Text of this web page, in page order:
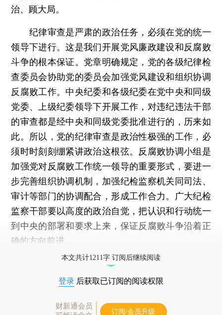
治、顾大局。
纪律审查是严肃的政治任务，必须在党的统一
领导下进行。这是我们开展党风廉政建设和反腐败
斗争的根本保证。党章明确规定，党的各级纪律检
查委员会协助党的委员会加强党风建设和组织协调
反腐败工作。中央纪委和各级纪委在党中央和同级
党委、上级纪委领导下开展工作，对违纪违法干部
的审查都是经中央和同级党委批准进行的，历来如
此。所以，党的纪律审查是政治性极强的工作，必
须时时刻刻绷紧讲政治这根弦。反腐败协调小组是
加强党对反腐败工作统一领导的重要形式，要进一
步完善组织协调机制，加强纪检监察机关同司法、
审计等部门的协调配合，形成工作合力。广大纪检
监察干部要以高度的政治自觉，把认识和行动统一
到中央的部署和要求上来，保证反腐败斗争沿着正
确的方向前进。
本文共计1211字 订阅后继续阅读
登录 后获取已订阅的阅读权限
财新通会员
订阅/会员升级